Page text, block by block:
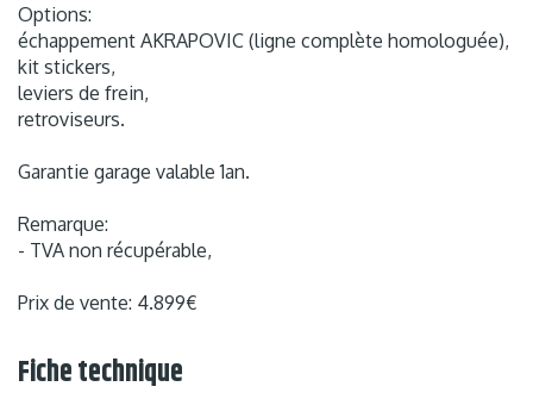
Options:
échappement AKRAPOVIC (ligne complète homologuée),
kit stickers,
leviers de frein,
retroviseurs.
Garantie garage valable 1an.
Remarque:
- TVA non récupérable,
Prix de vente: 4.899€
Fiche technique